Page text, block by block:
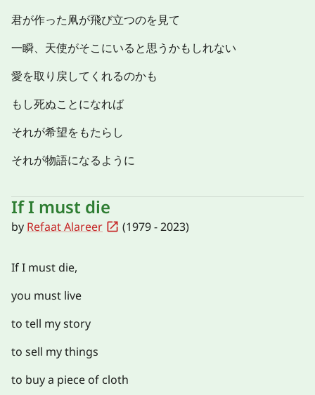
If I must die
by Refaat Alareer (1979 - 2023)
If I must die,
you must live
to tell my story
to sell my things
to buy a piece of cloth
君が作った凧が飛び立つのを見て
一瞬、天使がそこにいると思うかもしれない
愛を取り戻してくれるのかも
もし死ぬことになれば
それが希望をもたらし
それが物語になるように